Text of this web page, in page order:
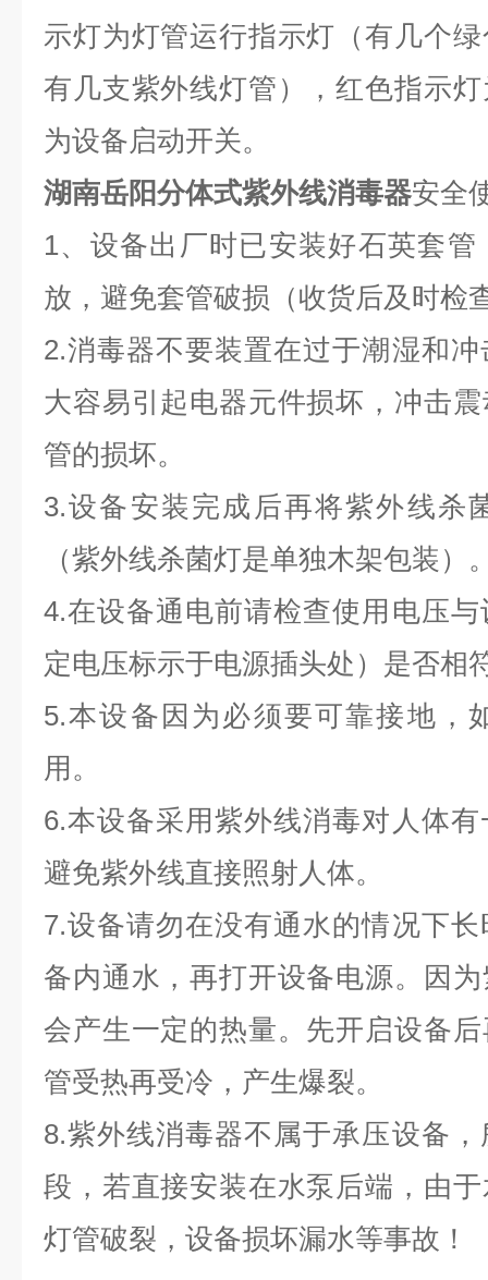
示灯为灯管运行指示灯（有几个
有几支紫外线灯管），红色指示
为设备启动开关。
湖南岳阳分体式紫外线消毒器安全
1、设备出厂时已安装好石英套
放，避免套管破损（收货后及时检
2.消毒器不要装置在过于潮湿和
大容易引起电器元件损坏，冲击
管的损坏。
3.设备安装完成后再将紫外线杀
（紫外线杀菌灯是单独木架包装）
4.在设备通电前请检查使用电压
定电压标示于电源插头处）是否相
5.本设备因为必须要可靠接地，
用。
6.本设备采用紫外线消毒对人体
避免紫外线直接照射人体。
7.设备请勿在没有通水的情况下
备内通水，再打开设备电源。因
会产生一定的热量。先开启设备
管受热再受冷，产生爆裂。
8.紫外线消毒器不属于承压设备
段，若直接安装在水泵后端，由
灯管破裂，设备损坏漏水等事故！